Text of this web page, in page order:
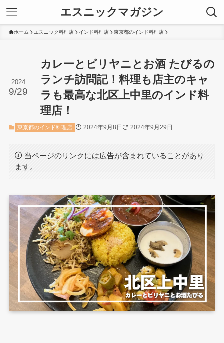
エスニックマガジン
ホーム エスニック料理店 インド料理店 東京都のインド料理店
カレーとビリヤニとお酒 たびるの
ランチ訪問記！料理も店主のキャ
ラも最高な北区上中里のインド料
理店！
2024
9/29
東京都のインド料理店 2024年9月8日 2024年9月29日
当ページのリンクには広告が含まれていることがあり
ます。